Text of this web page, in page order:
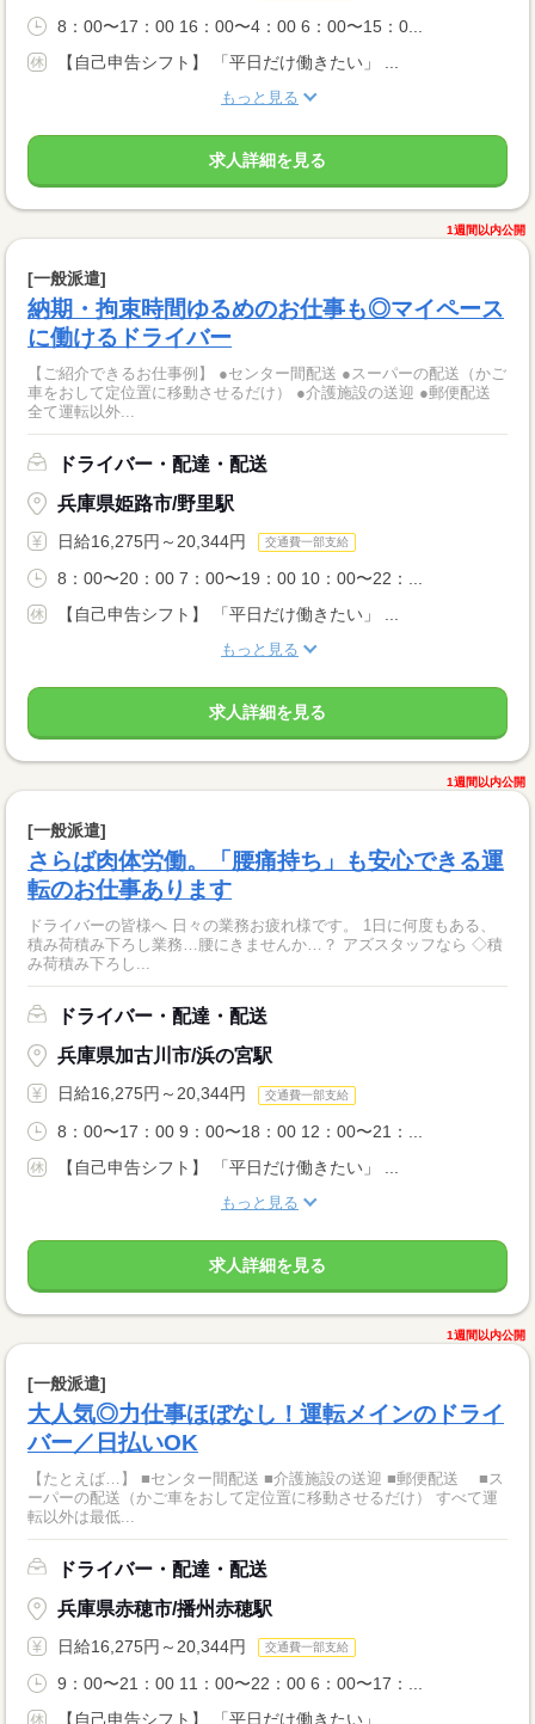
8：00〜17：00 16：00〜4：00 6：00〜15：0...
【自己申告シフト】 「平日だけ働きたい」 ...
もっと見る
求人詳細を見る
1週間以内公開
[一般派遣]
納期・拘束時間ゆるめのお仕事も◎マイペース
に働けるドライバー
【ご紹介できるお仕事例】 ●センター間配送 ●スーパーの配送（かご
車をおして定位置に移動させるだけ） ●介護施設の送迎 ●郵便配送
全て運転以外...
ドライバー・配達・配送
兵庫県姫路市/野里駅
日給16,275円～20,344円 交通費一部支給
8：00〜20：00 7：00〜19：00 10：00〜22：...
【自己申告シフト】 「平日だけ働きたい」 ...
もっと見る
求人詳細を見る
1週間以内公開
[一般派遣]
さらば肉体労働。「腰痛持ち」も安心できる運
転のお仕事あります
ドライバーの皆様へ 日々の業務お疲れ様です。 1日に何度もある、
積み荷積み下ろし業務…腰にきませんか…？ アズスタッフなら ◇積
み荷積み下ろし...
ドライバー・配達・配送
兵庫県加古川市/浜の宮駅
日給16,275円～20,344円 交通費一部支給
8：00〜17：00 9：00〜18：00 12：00〜21：...
【自己申告シフト】 「平日だけ働きたい」 ...
もっと見る
求人詳細を見る
1週間以内公開
[一般派遣]
大人気◎力仕事ほぼなし！運転メインのドライ
バー／日払いOK
【たとえば…】 ■センター間配送 ■介護施設の送迎 ■郵便配送 ■ス
ーパーの配送（かご車をおして定位置に移動させるだけ） すべて運
転以外は最低...
ドライバー・配達・配送
兵庫県赤穂市/播州赤穂駅
日給16,275円～20,344円 交通費一部支給
9：00〜21：00 11：00〜22：00 6：00〜17：...
【自己申告シフト】 「平日だけ働きたい」 ...